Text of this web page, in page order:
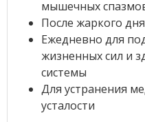
мышечных
После жаркого
Ежедневно для
жизненных сил и
системы
Для устранения
усталости